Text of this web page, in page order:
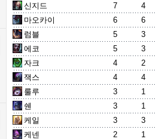
신지드
7
4
마오카이
6
6
럼블
5
3
에코
5
3
자크
4
2
잭스
4
4
룰루
3
1
쉔
3
1
케일
3
3
케넨
2
1